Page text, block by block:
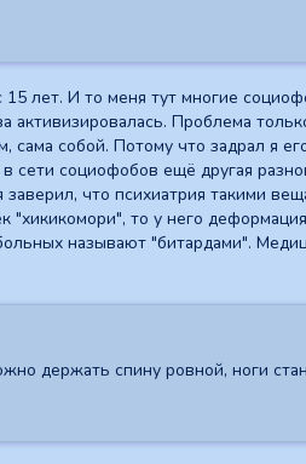
лет. И то меня тут многие
Проблема
сама собой. Потому что задрал я
социофобов ещё другая
что психиатрия такими
"хикикомори", то у него
называют "битардами".
держать спину ровной, ноги